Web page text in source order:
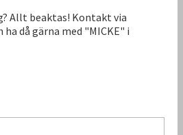
Allt beaktas! Kontakt via
då gärna med "MICKE" i